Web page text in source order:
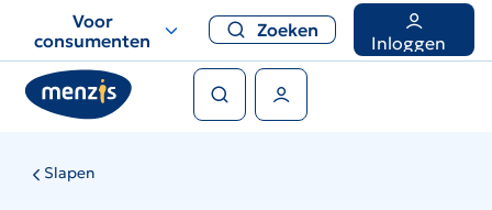
voor
snelle
navigatie
Voor
consumenten
Zoeken
Inloggen
Slapen